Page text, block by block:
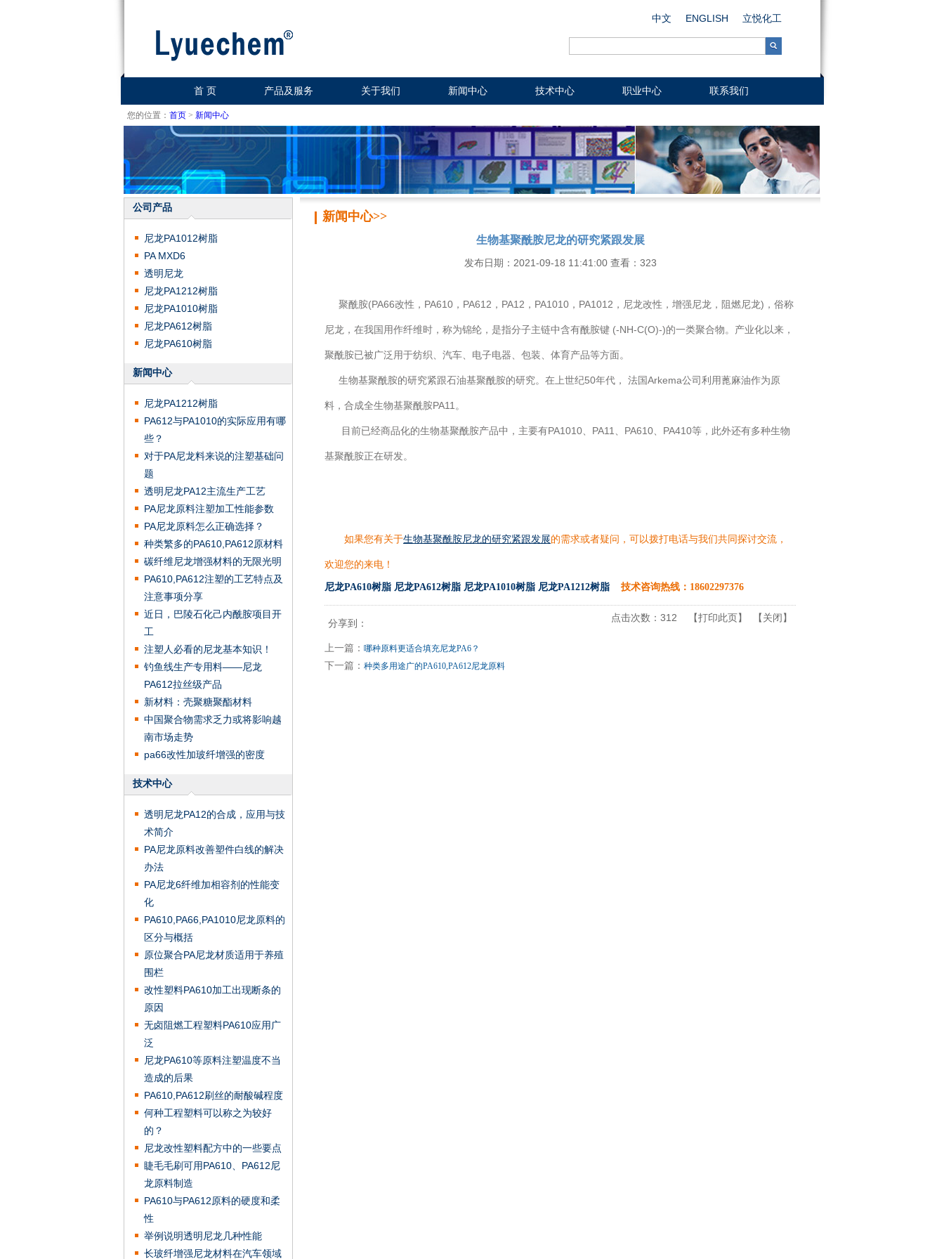
中文 ENGLISH 立悦化工
首 页 产品及服务 关于我们 新闻中心 技术中心 职业中心 联系我们
您的位置： 首页 > 新闻中心
公司产品
尼龙PA1012树脂
PA MXD6
透明尼龙
尼龙PA1212树脂
尼龙PA1010树脂
尼龙PA612树脂
尼龙PA610树脂
新闻中心
尼龙PA1212树脂
PA612与PA1010的实际应用有哪
些？
对于PA尼龙料来说的注塑基础问
题
透明尼龙PA12主流生产工艺
PA尼龙原料注塑加工性能参数
PA尼龙原料怎么正确选择？
种类繁多的PA610,PA612原材料
碳纤维尼龙增强材料的无限光明
PA610,PA612注塑的工艺特点及
注意事项分享
近日，巴陵石化己内酰胺项目开
工
注塑人必看的尼龙基本知识！
钓鱼线生产专用料——尼龙
PA612拉丝级产品
新材料：壳聚糖聚酯材料
中国聚合物需求乏力或将影响越
南市场走势
pa66改性加玻纤增强的密度
技术中心
透明尼龙PA12的合成，应用与技
术简介
PA尼龙原料改善塑件白线的解决
办法
PA尼龙6纤维加相容剂的性能变
化
PA610,PA66,PA1010尼龙原料的
区分与概括
原位聚合PA尼龙材质适用于养殖
围栏
改性塑料PA610加工出现断条的
原因
无卤阻燃工程塑料PA610应用广
泛
尼龙PA610等原料注塑温度不当
造成的后果
PA610,PA612刷丝的耐酸碱程度
何种工程塑料可以称之为较好
的？
尼龙改性塑料配方中的一些要点
睫毛毛刷可用PA610、PA612尼
龙原料制造
PA610与PA612原料的硬度和柔
性
举例说明透明尼龙几种性能
长玻纤增强尼龙材料在汽车领域
新闻中心>>
生物基聚酰胺尼龙的研究紧跟发展
发布日期：2021-09-18 11:41:00 查看： 323
聚酰胺(PA66改性，PA610，PA612，PA12，PA1010，PA1012，尼龙改性，增强尼龙，阻燃尼龙)，俗称
尼龙，在我国用作纤维时，称为锦纶，是指分子主链中含有酰胺键 (-NH-C(O)-)的一类聚合物。产业化以来，
聚酰胺已被广泛用于纺织、汽车、电子电器、包装、体育产品等方面。
生物基聚酰胺的研究紧跟石油基聚酰胺的研究。在上世纪50年代， 法国Arkema公司利用蓖麻油作为原
料，合成全生物基聚酰胺PA11。
目前已经商品化的生物基聚酰胺产品中，主要有PA1010、PA11、PA610、PA410等，此外还有多种生物
基聚酰胺正在研发。
如果您有关于生物基聚酰胺尼龙的研究紧跟发展的需求或者疑问，可以拨打电话与我们共同探讨交流，
欢迎您的来电！
尼龙PA610树脂 尼龙PA612树脂 尼龙PA1010树脂 尼龙PA1212树脂 技术咨询热线：18602297376
分享到： 点击次数：312 【打印此页】 【关闭】
上一篇： 哪种原料更适合填充尼龙PA6？
下一篇： 种类多用途广的PA610,PA612尼龙原料